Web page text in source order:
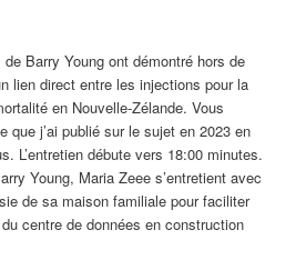
Barry Young ont démontré hors de
lien direct entre les injections pour la
en Nouvelle-Zélande. Vous
que j’ai publié sur le sujet en 2023 en
L’entretien débute vers 18:00 minutes.
Young, Maria Zeee s’entretient avec
de sa maison familiale pour faciliter
centre de données en construction